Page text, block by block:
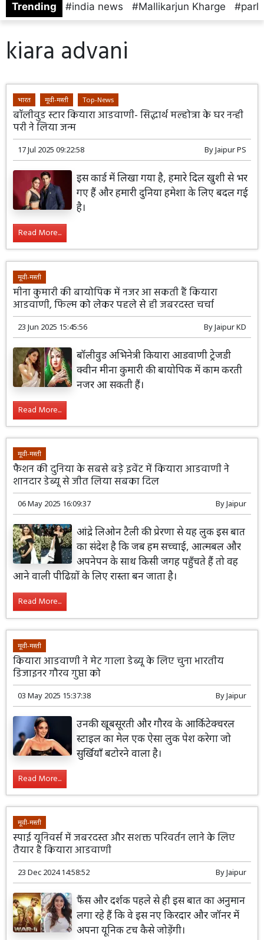
Trending india news Mallikarjun Kharge
kiara advani
भारत मूवी-मस्ती Top-News
बॉलीवुड स्टार कियारा आडवाणी- सिद्धार्थ मल्होत्रा के घर नन्ही
परी ने लिया जन्म
17 Jul 2025 09:22:58 ByJaipur PS
इस कार्ड में लिखा गया है, हमारे दिल खुशी से भर
गए हैं और हमारी दुनिया हमेशा के लिए बदल गई
है।
Read More...
मूवी-मस्ती
मीना कुमारी की बायोपिक में नजर आ सकती हैं कियारा
आडवाणी, फिल्म को लेकर पहले से ही जबरदस्त चर्चा
23 Jun 2025 15:45:56 ByJaipur KD
बॉलीवुड अभिनेत्री कियारा आडवाणी ट्रेजडी
क्वीन मीना कुमारी की बायोपिक में काम करती
नजर आ सकती हैं।
Read More...
मूवी-मस्ती
फैशन की दुनिया के सबसे बड़े इवेंट में कियारा आडवाणी ने
शानदार डेब्यू से जीत लिया सबका दिल
06 May 2025 16:09:37 ByJaipur
आंद्रे लिओन टैली की प्रेरणा से यह लुक इस बात
का संदेश है कि जब हम सच्चाई, आत्मबल और
अपनेपन के साथ किसी जगह पहुँचते हैं तो वह
आने वाली पीढिय़ों के लिए रास्ता बन जाता है।
Read More...
मूवी-मस्ती
कियारा आडवाणी ने मेट गाला डेब्यू के लिए चुना भारतीय
डिजाइनर गौरव गुप्ता को
03 May 2025 15:37:38 ByJaipur
उनकी खूबसूरती और गौरव के आर्किटेक्चरल
स्टाइल का मेल एक ऐसा लुक पेश करेगा जो
सुर्खियाँ बटोरने वाला है।
Read More...
मूवी-मस्ती
स्पाई यूनिवर्स में जबरदस्त और सशक्त परिवर्तन लाने के लिए
तैयार है कियारा आडवाणी
23 Dec 2024 14:58:52 ByJaipur
फैंस और दर्शक पहले से ही इस बात का अनुमान
लगा रहे हैं कि वे इस नए किरदार और जॉनर में
अपना यूनिक टच कैसे जोड़ेंगी।